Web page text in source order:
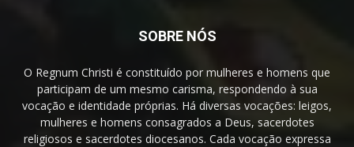
SOBRE NÓS
O Regnum Christi é constituído por mulheres e homens que
participam de um mesmo carisma, respondendo à sua
vocação e identidade próprias. Há diversas vocações: leigos,
mulheres e homens consagrados a Deus, sacerdotes
religiosos e sacerdotes diocesanos. Cada vocação expressa